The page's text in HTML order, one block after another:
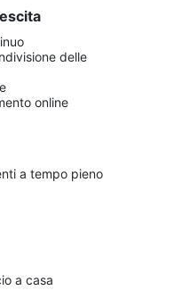
delle
online
a tempo pieno
a casa